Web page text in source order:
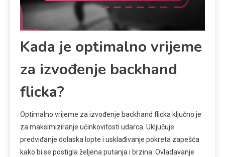
Kada je optimalno vrijeme
za izvođenje backhand
flicka?
Optimalno vrijeme za izvođenje backhand flicka ključno je
za maksimiziranje učinkovitosti udarca. Uključuje
predviđanje dolaska lopte i usklađivanje pokreta zapešća
kako bi se postigla željena putanja i brzina. Ovladavanje